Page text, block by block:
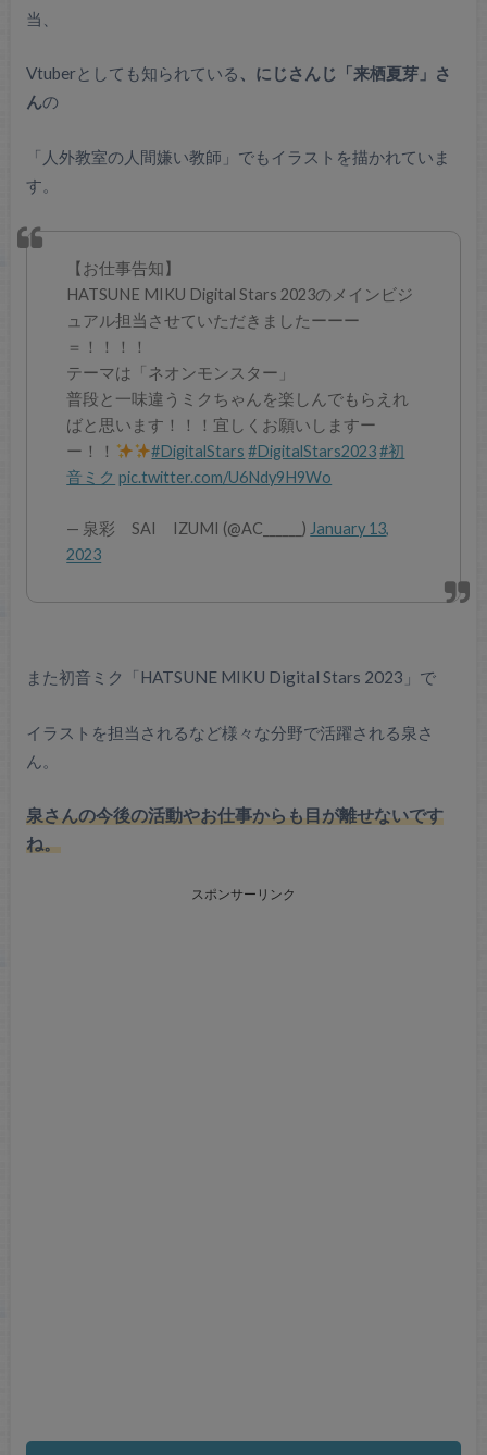
当、
Vtuberとしても知られている、にじさんじ「来栖夏芽」さ
んの
「人外教室の人間嫌い教師」でもイラストを描かれていま
す。
【お仕事告知】
HATSUNE MIKU Digital Stars 2023のメインビジ
ュアル担当させていただきましたーーー
＝！！！！
テーマは「ネオンモンスター」
普段と一味違うミクちゃんを楽しんでもらえれ
ばと思います！！！宜しくお願いしますー
ー！！
#DigitalStars #DigitalStars2023 #初
音ミク pic.twitter.com/U6Ndy9H9Wo
— 泉彩 SAI IZUMI (@AC______) January 13,
2023
また初音ミク「HATSUNE MIKU Digital Stars 2023」で
イラストを担当されるなど様々な分野で活躍される泉さ
ん。
泉さんの今後の活動やお仕事からも目が離せないです
ね。
スポンサーリンク